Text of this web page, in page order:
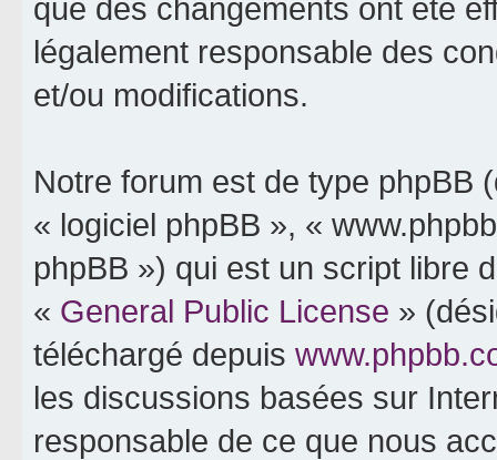
que des changements ont été
légalement responsable des
et/ou modifications.
Notre forum est de type phpBB
« logiciel phpBB », «
phpBB ») qui est un script libre
« General Public License »
téléchargé depuis
les discussions basées sur
responsable de ce que nous